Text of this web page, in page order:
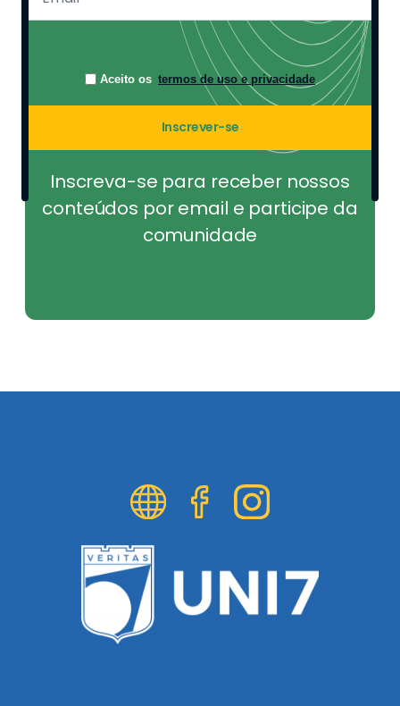
Aceito os termos de uso e privacidade
Inscrever-se
Inscreva-se para receber nossos
conteúdos por email e participe da
comunidade